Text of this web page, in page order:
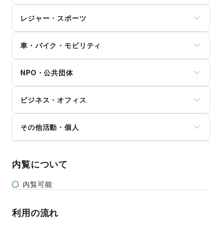
たばこ
修理・メンテナンス
就職・転職・求人
ヘアサロン・ネイルサロン
マッサージ・整体
女性用品・フェムテック
コンタクトレンズ
医療・医薬品
その他美容・健康
ガジェット
ゲーム
アニメ
コミック・マンガ
アイドル・芸能人
CD・DVD・本・雑誌
Webメディア・アプリ
テレビ・ドラマ
映画
音楽・ライブ
演劇
占い
その他エンタメ・ガジェット
写真・イラストレーション
立体作品・彫刻
その他アート・デザイン
レジャー・スポーツ
キャンプ・アウトドア
野球
サッカー
バスケットボール
ゴルフ
その他レジャー・スポーツ
車・バイク・モビリティ
バイク・オートバイ
自転車・ロードバイク
マイクロモビリティ
その他車・バイク・モビリティ
NPO・公共団体
外国団体・大使館
募金・寄付
NPO・ボランティア活動
その他NPO・公共団体
ビジネス・オフィス
オフィス家具・OA機器
イベント企画・運営
その他活動・個人
内覧について
内覧可能
利用の流れ